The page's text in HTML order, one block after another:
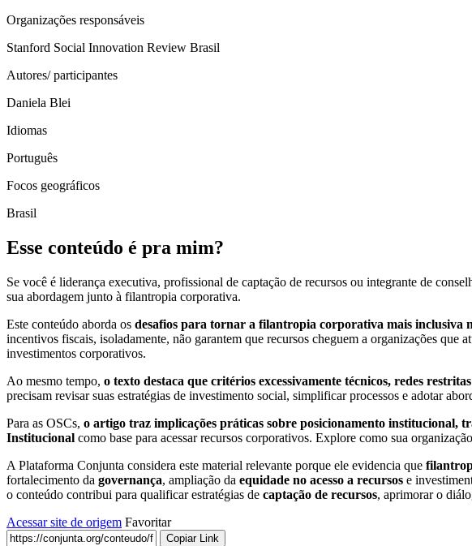
Organizações responsáveis
Stanford Social Innovation Review Brasil
Autores/ participantes
Daniela Blei
Idiomas
Português
Focos geográficos
Brasil
Esse conteúdo é pra mim?
Se você é liderança executiva, profissional de captação de recursos ou integrante de
sua abordagem junto à filantropia corporativa.
Este conteúdo aborda os desafios para tornar a filantropia corporativa mais inclusiva
incentivos fiscais, isoladamente, não garantem que recursos cheguem a organizações
investimentos corporativos.
Ao mesmo tempo, o texto destaca que critérios excessivamente técnicos, redes
precisam revisar suas estratégias de investimento social, simplificar processos e adotar
Para as OSCs, o artigo traz implicações práticas sobre posicionamento institucional,
Institucional como base para acessar recursos corporativos. Explore como sua
A Plataforma Conjunta considera este material relevante porque ele evidencia que
fortalecimento da governança, ampliação da equidade no acesso a recursos e
o conteúdo contribui para qualificar estratégias de captação de recursos, aprimorar o
Acessar site de origem Favoritar
Copiar Link